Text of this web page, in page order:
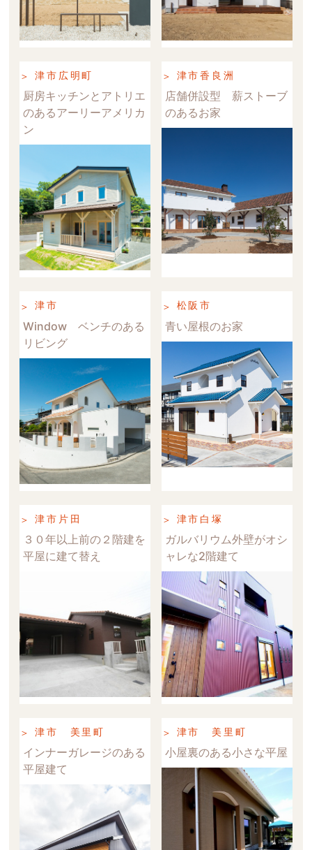
津市広明町
厨房キッチンとアトリエ
のあるアーリーアメリカ
ン
津市香良洲
店舗併設型 薪ストーブ
のあるお家
津市
Window ベンチのある
リビング
松阪市
青い屋根のお家
津市片田
３０年以上前の２階建を
平屋に建て替え
津市白塚
ガルバリウム外壁がオシ
ャレな2階建て
津市 美里町
インナーガレージのある
平屋建て
津市 美里町
小屋裏のある小さな平屋